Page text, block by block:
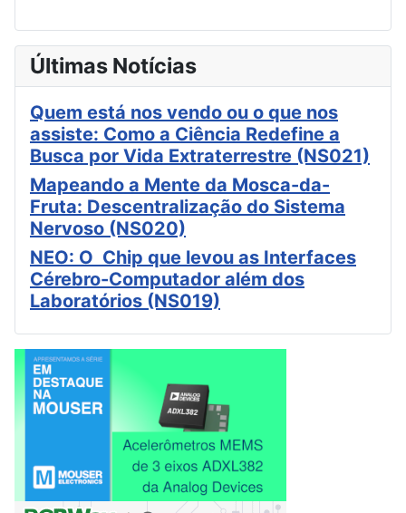
Últimas Notícias
Quem está nos vendo ou o que nos
assiste: Como a Ciência Redefine a
Busca por Vida Extraterrestre (NS021)
Mapeando a Mente da Mosca-da-
Fruta: Descentralização do Sistema
Nervoso (NS020)
NEO: O Chip que levou as Interfaces
Cérebro-Computador além dos
Laboratórios (NS019)